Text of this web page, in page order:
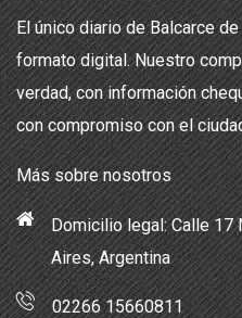
El único diario de Balcarce
formato digital. Nuestro
verdad, con información
con compromiso con el
Más sobre nosotros
Domicilio legal: Calle 17
Aires, Argentina
02266 15660811